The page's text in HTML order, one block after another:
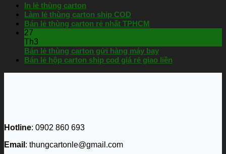
In lẻ thùng carton
Làm lẻ thùng carton ship COD
Bán lẻ thùng carton rẻ nhất TPHCM
27
Th3
Bán lẻ thùng carton gửi hàng máy bay
Bán lẻ hộp carton ship cod giá rẻ giao liền
Hotline: 0902 860 693
Email : thungcartonle@gmail.com